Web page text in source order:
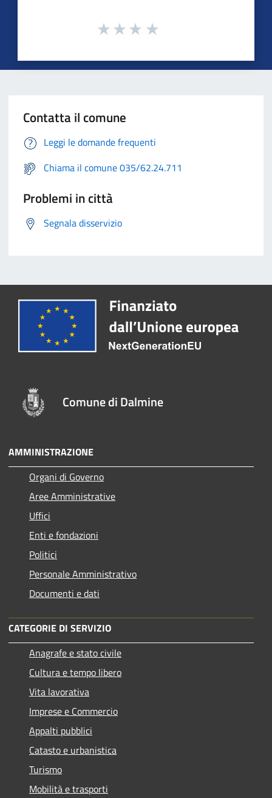
Contatta il comune
Leggi le domande frequenti
Chiama il comune 035/62.24.711
Problemi in città
Segnala disservizio
Comune di Dalmine
AMMINISTRAZIONE
Organi di Governo
Aree Amministrative
Uffici
Enti e fondazioni
Politici
Personale Amministrativo
Documenti e dati
CATEGORIE DI SERVIZIO
Anagrafe e stato civile
Cultura e tempo libero
Vita lavorativa
Imprese e Commercio
Appalti pubblici
Catasto e urbanistica
Turismo
Mobilità e trasporti